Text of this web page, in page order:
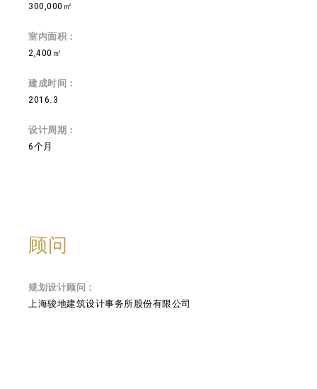
300,000㎡
室内面积：
2,400㎡
建成时间：
2016.3
设计周期：
6个月
顾问
规划设计顾问：
上海骏地建筑设计事务所股份有限公司